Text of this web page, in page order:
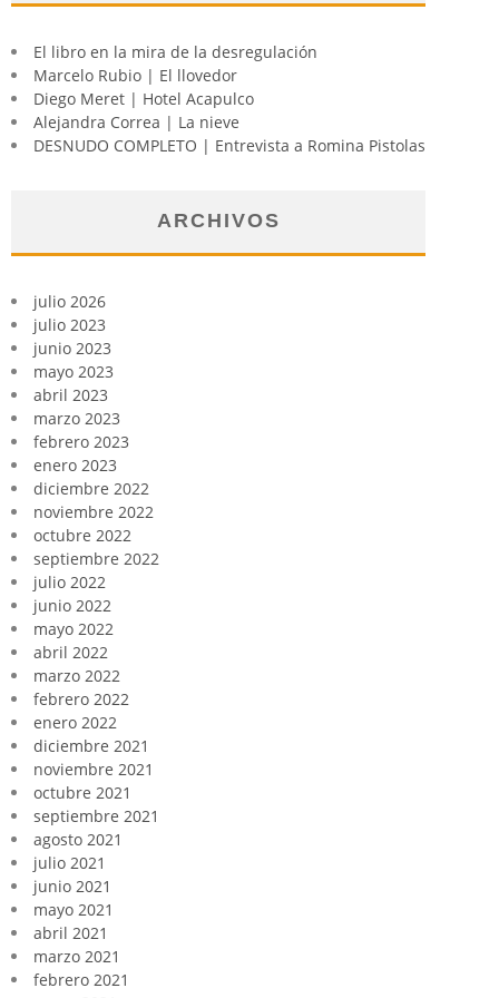
El libro en la mira de la desregulación
Marcelo Rubio | El llovedor
Diego Meret | Hotel Acapulco
Alejandra Correa | La nieve
DESNUDO COMPLETO | Entrevista a Romina Pistolas
ARCHIVOS
julio 2026
julio 2023
junio 2023
mayo 2023
abril 2023
marzo 2023
febrero 2023
enero 2023
diciembre 2022
noviembre 2022
octubre 2022
septiembre 2022
julio 2022
junio 2022
mayo 2022
abril 2022
marzo 2022
febrero 2022
enero 2022
diciembre 2021
noviembre 2021
octubre 2021
septiembre 2021
agosto 2021
julio 2021
junio 2021
mayo 2021
abril 2021
marzo 2021
febrero 2021